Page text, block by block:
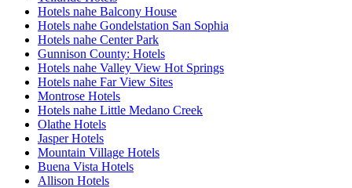
Hotels nahe Balcony House
Hotels nahe Gondelstation San Sophia
Hotels nahe Center Park
Gunnison County: Hotels
Hotels nahe Valley View Hot Springs
Hotels nahe Far View Sites
Montrose Hotels
Hotels nahe Little Medano Creek
Olathe Hotels
Jasper Hotels
Mountain Village Hotels
Buena Vista Hotels
Allison Hotels